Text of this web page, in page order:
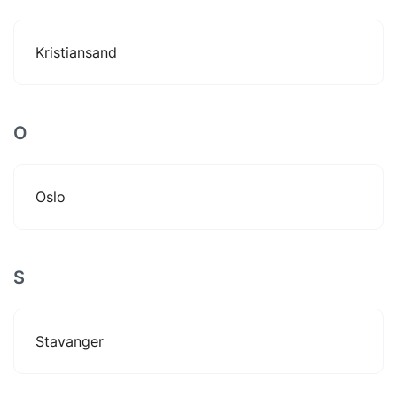
Kristiansand
O
Oslo
S
Stavanger